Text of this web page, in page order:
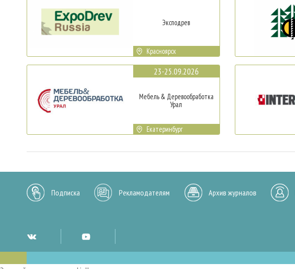
Эксподрев
Красноярск
23-25.09.2026
Мебель & Деревообработка
Урал
Екатеринбург
Подписка Рекламодателям Архив журналов